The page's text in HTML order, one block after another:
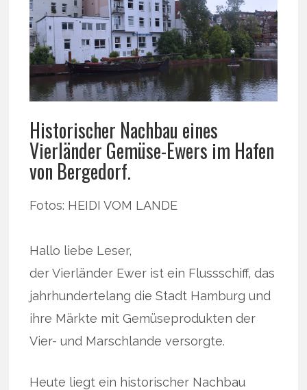
Historischer Nachbau eines
Vierländer Gemüse-Ewers im Hafen
von Bergedorf.
Fotos: HEIDI VOM LANDE
Hallo liebe Leser,
der Vierländer Ewer ist ein Flussschiff, das
jahrhundertelang die Stadt Hamburg und
ihre Märkte mit Gemüseprodukten der
Vier- und Marschlande versorgte.
Heute liegt ein historischer Nachbau